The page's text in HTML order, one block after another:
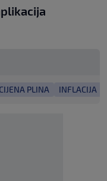
CIJENA PLINA INFLACIJA